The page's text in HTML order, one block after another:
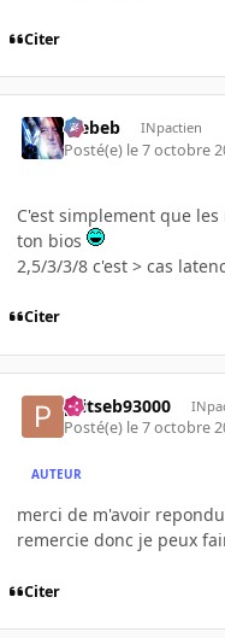
Citer
Trebeb INpactien
Posté(e) le 7 octobre
C'est simplement que
ton bios
2,5/3/3/8 c'est > cas
Citer
ptitseb93000
Posté(e) le 7 octobre
AUTEUR
merci de m'avoir
remercie donc je peux
Citer